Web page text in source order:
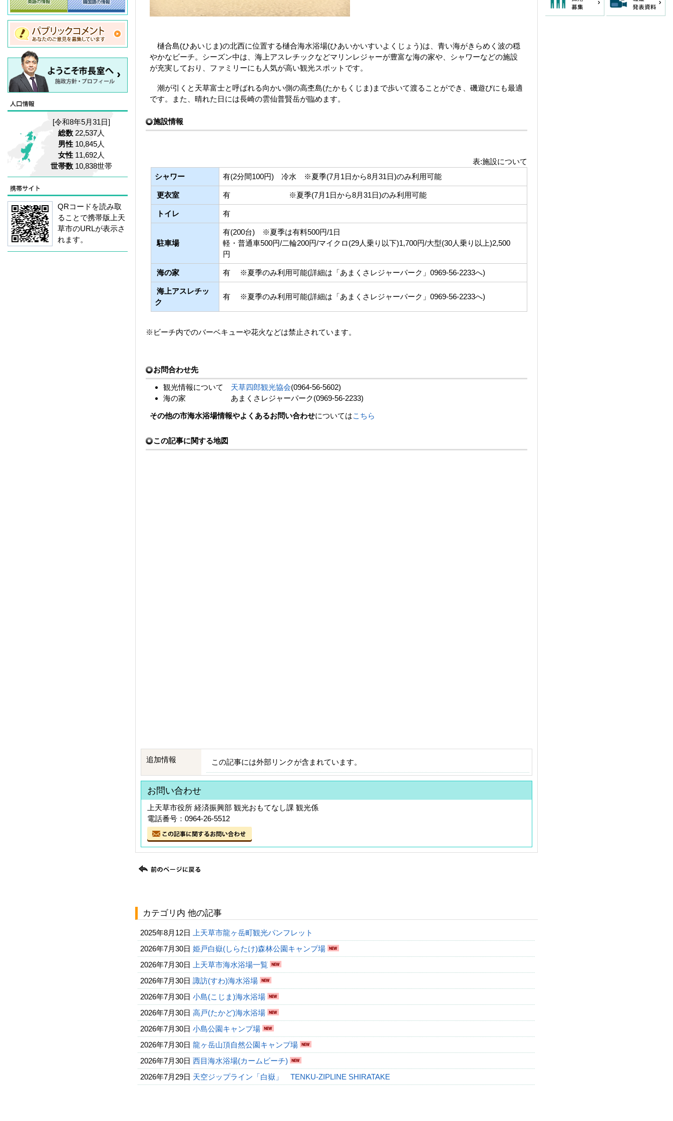
樋合島(ひあいじま)の北西に位置する樋合海水浴場(ひあいかいすいよくじょう)は、青い海がきらめく波の穏
やかなビーチ。シーズン中は、海上アスレチックなどマリンレジャーが豊富な海の家や、シャワーなどの施設
が充実しており、ファミリーにも人気が高い観光スポットです。
潮が引くと天草富士と呼ばれる向かい側の高杢島(たかもくじま)まで歩いて渡ることができ、磯遊びにも最適
です。また、晴れた日には長崎の雲仙普賢岳が臨めます。
施設情報
表:施設について
シャワー
有(2分間100円) 冷水 ※夏季(7月1日から8月31日)のみ利用可能
更衣室 有 ※夏季(7月1日から8月31日)のみ利用可能
トイレ 有
駐車場
有(200台) ※夏季は有料500円/1日
軽・普通車500円/二輪200円/マイクロ(29人乗り以下)1,700円/大型(30人乗り以上)2,500
円
海の家 有 ※夏季のみ利用可能(詳細は「あまくさレジャーパーク」0969-56-2233へ)
海上アスレチッ
ク
有 ※夏季のみ利用可能(詳細は「あまくさレジャーパーク」0969-56-2233へ)
※ビーチ内でのバーベキューや花火などは禁止されています。
お問合わせ先
観光情報について 天草四郎観光協会(0964-56-5602)
海の家 あまくさレジャーパーク(0969‐56‐2233)
その他の市海水浴場情報やよくあるお問い合わせについてはこちら
この記事に関する地図
追加情報 この記事には外部リンクが含まれています。
お問い合わせ
上天草市役所 経済振興部 観光おもてなし課 観光係
電話番号：0964-26-5512
カテゴリ内 他の記事
2025年8月12日
上天草市龍ヶ岳町観光パンフレット
2026年7月30日 姫戸白嶽(しらたけ)森林公園キャンプ場
2026年7月30日
上天草市海水浴場一覧
2026年7月30日 諏訪(すわ)海水浴場
2026年7月30日 小島(こじま)海水浴場
2026年7月30日 高戸(たかど)海水浴場
2026年7月30日 小島公園キャンプ場
2026年7月30日 龍ヶ岳山頂自然公園キャンプ場
2026年7月30日 西目海水浴場(カームビーチ)
2026年7月29日 天空ジップライン「白嶽」 TENKU-ZIPLINE SHIRATAKE
[令和8年5月31日]
総数 22,537人
男性 10,845人
女性 11,692人
世帯数 10,838世帯
QRコードを読み取
ることで携帯版上天
草市のURLが表示さ
れます。